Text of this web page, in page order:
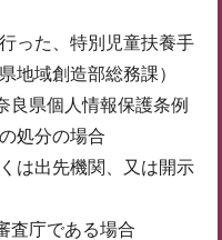
った、特別児童扶養手
地域創造部総務課）
良県個人情報保護条例
処分の場合
は出先機関、又は開示
査庁である場合